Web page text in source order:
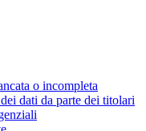
o incompleta
dati da parte dei titolari